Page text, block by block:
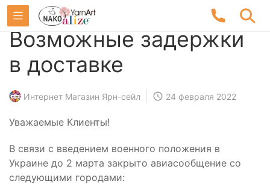
Возможные задержки
в доставке
Интернет Магазин Ярн-сейл 24 февраля 2022
Уважаемые Клиенты!
В связи с введением военного положения в
Украине до 2 марта закрыто авиасообщение со
следующими городами: